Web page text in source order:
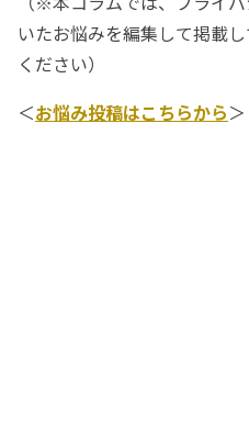
いたお悩みを編集して掲載
ください）
＜お悩み投稿はこちらから＞